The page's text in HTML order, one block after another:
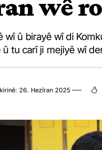
wê
wî û birayê wî di
tu carî ji mejiyê wî
26. Hezîran 2025